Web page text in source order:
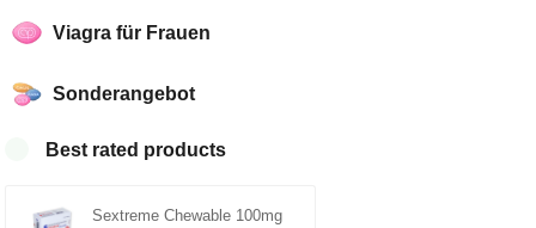
Viagra für Frauen
Sonderangebot
Best rated products
Sextreme Chewable 100mg